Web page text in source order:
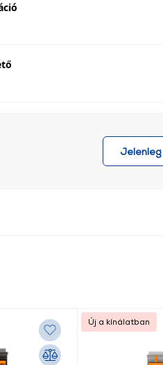
Új a kínálatban